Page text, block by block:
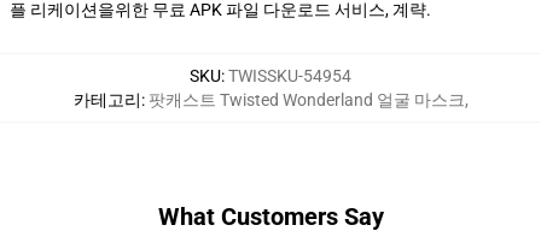
플 리케이션을위한 무료 APK 파일 다운로드 서비스, 계략.
SKU:TWISSKU-54954
카테고리: 팟캐스트 Twisted Wonderland 얼굴 마스크,
What Customers Say